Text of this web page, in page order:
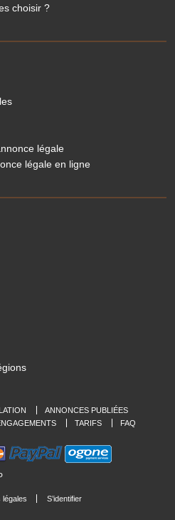
choisir ?
légale
légale en ligne
ANNONCES PUBLIÉES
TARIFS
FAQ
légales S’identifier